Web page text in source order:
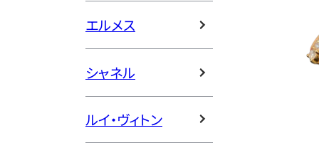
エルメス
シャネル
ルイ・ヴィトン